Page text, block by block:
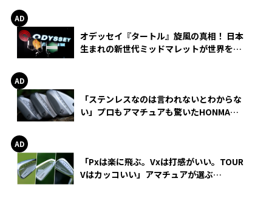
オデッセイ『タートル』旋風の真相！ 日本
生まれの新世代ミッドマレットが世界を席
「ステンレスなのは言われないとわからな
い」プロもアマチュアも驚いたHONMA
「Pxは楽に飛ぶ。Vxは打感がいい。TOUR
Vはカッコいい」アマチュアが選ぶ